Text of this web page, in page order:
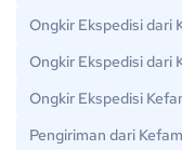
Ongkir Ekspedisi dari
Ongkir Ekspedisi dari
Ongkir Ekspedisi
Pengiriman dari